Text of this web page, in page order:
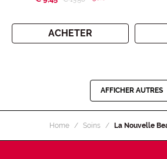
ACHETER
AFFICHER AUTRES
Home Soins La Nouvelle